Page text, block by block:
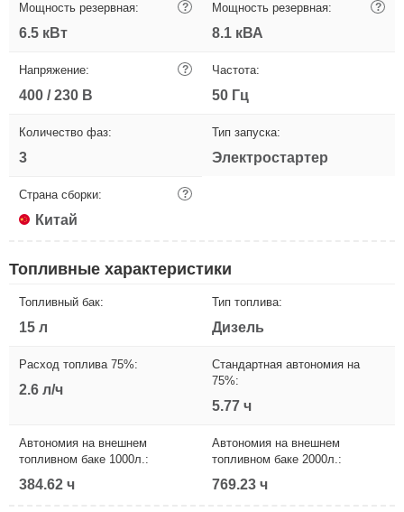
Мощность резервная: ?
6.5 кВт
Мощность резервная: ?
8.1 кВА
Напряжение: ?
400 / 230 В
Частота:
50 Гц
Количество фаз:
3
Тип запуска:
Электростартер
Страна сборки: ?
Китай
Топливные характеристики
Топливный бак:
15 л
Тип топлива:
Дизель
Расход топлива 75%:
2.6 л/ч
Стандартная автономия на
75%:
5.77 ч
Автономия на внешнем
топливном баке 1000л.:
384.62 ч
Автономия на внешнем
топливном баке 2000л.:
769.23 ч